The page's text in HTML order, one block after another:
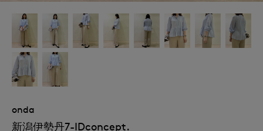
onda
新潟伊勢丹7-IDconcept.